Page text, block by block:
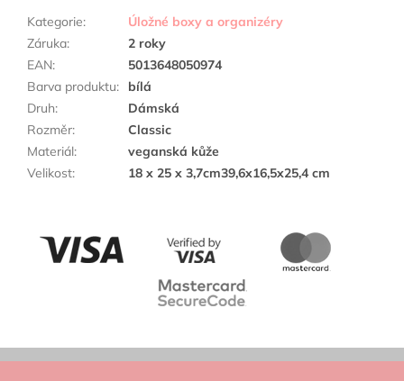
Kategorie:
Úložné boxy a organizéry
Záruka:
2 roky
EAN:
5013648050974
Barva produktu:
bílá
Druh:
Dámská
Rozměr:
Classic
Materiál:
veganská kůže
Velikost: 18 x 25 x 3,7cm39,6x16,5x25,4 cm